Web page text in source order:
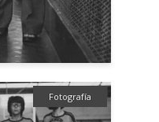
Fotografía